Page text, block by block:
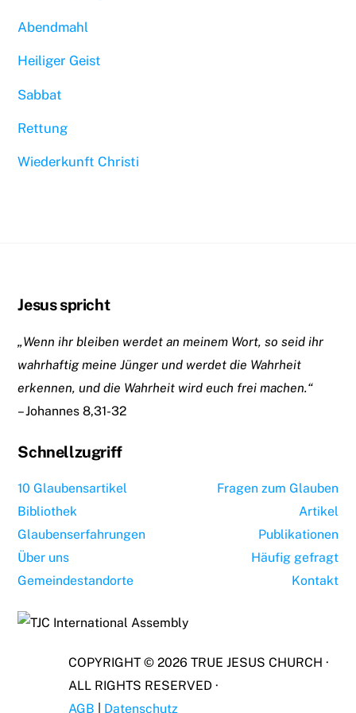
Abendmahl
Heiliger Geist
Sabbat
Rettung
Wiederkunft Christi
Jesus spricht
„Wenn ihr bleiben werdet an meinem Wort, so seid ihr
wahrhaftig meine Jünger und werdet die Wahrheit
erkennen, und die Wahrheit wird euch frei machen.“
– Johannes 8,31-32
Schnellzugriff
10 Glaubensartikel
Fragen zum Glauben
Bibliothek
Artikel
Glaubenserfahrungen
Publikationen
Über uns
Häufig gefragt
Gemeindestandorte
Kontakt
COPYRIGHT © 2026 TRUE JESUS CHURCH ·
ALL RIGHTS RESERVED ·
AGB
Datenschutz